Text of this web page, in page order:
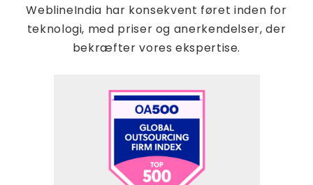
WeblineIndia har konsekvent føret inden for
teknologi, med priser og anerkendelser, der
bekræfter vores ekspertise.